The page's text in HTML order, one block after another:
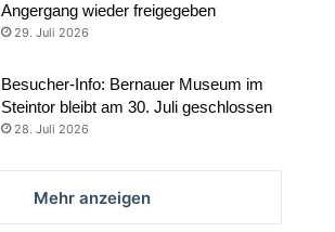
Angergang wieder freigegeben
29. Juli 2026
Besucher-Info: Bernauer Museum im
Steintor bleibt am 30. Juli geschlossen
28. Juli 2026
Mehr anzeigen